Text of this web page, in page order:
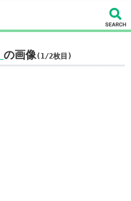
の画像(1/2枚目)